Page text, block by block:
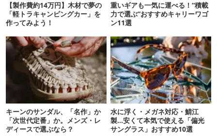
【製作費約14万円】木材で夢の
「軽トラキャンピングカー」を
作ってみよう！
重いギアも一気に運べる！“積載
力で選ぶ”おすすめキャリーワゴ
ン11選
キーンのサンダル、「名作」か
「次世代定番」か。メンズ・レ
ディースで選ぶなら？
水に浮く・メガネ対応・鯖江
製…安くて本気で使える「偏光
サングラス」おすすめ10選